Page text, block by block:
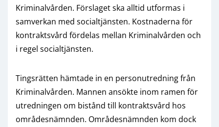
Kriminalvården. Förslaget ska alltid utformas i
samverkan med socialtjänsten. Kostnaderna för
kontraktsvård fördelas mellan Kriminalvården och
i regel socialtjänsten.
Tingsrätten hämtade in en personutredning från
Kriminalvården. Mannen ansökte inom ramen för
utredningen om bistånd till kontraktsvård hos
områdesnämnden. Områdesnämnden kom dock